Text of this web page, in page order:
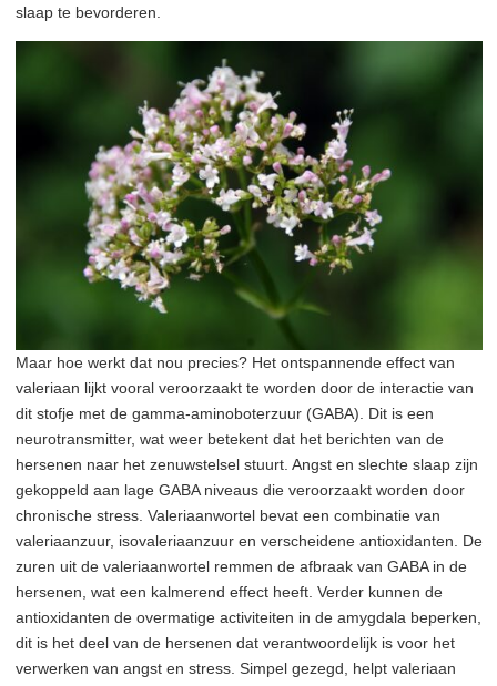
slaap te bevorderen.
Maar hoe werkt dat nou precies? Het ontspannende effect van
valeriaan lijkt vooral veroorzaakt te worden door de interactie van
dit stofje met de gamma-aminoboterzuur (GABA). Dit is een
neurotransmitter, wat weer betekent dat het berichten van de
hersenen naar het zenuwstelsel stuurt. Angst en slechte slaap zijn
gekoppeld aan lage GABA niveaus die veroorzaakt worden door
chronische stress. Valeriaanwortel bevat een combinatie van
valeriaanzuur, isovaleriaanzuur en verscheidene antioxidanten. De
zuren uit de valeriaanwortel remmen de afbraak van GABA in de
hersenen, wat een kalmerend effect heeft. Verder kunnen de
antioxidanten de overmatige activiteiten in de amygdala beperken,
dit is het deel van de hersenen dat verantwoordelijk is voor het
verwerken van angst en stress. Simpel gezegd, helpt valeriaan